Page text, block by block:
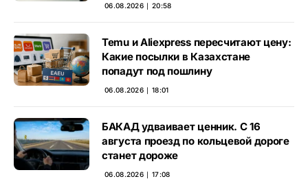
06.08.2026 ∣ 20:58
Temu и Aliexpress пересчитают цену:
Какие посылки в Казахстане
попадут под пошлину
06.08.2026 ∣ 18:01
БАКАД удваивает ценник. С 16
августа проезд по кольцевой дороге
станет дороже
06.08.2026 ∣ 17:08